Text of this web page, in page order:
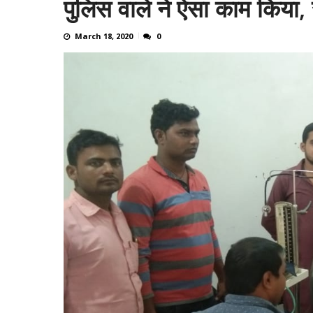
ऑपरेशन मुस्कान में 60 मोबाइल बरामद,
पुलिस वाले ने ऐसा काम
March 18, 2020 0